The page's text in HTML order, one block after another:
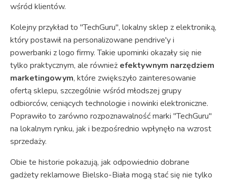
wśród klientów.
Kolejny przykład to "TechGuru", lokalny sklep z elektroniką,
który postawił na personalizowane pendrive'y i
powerbanki z logo firmy. Takie upominki okazały się nie
tylko praktycznym, ale również efektywnym narzędziem
marketingowym, które zwiększyło zainteresowanie
ofertą sklepu, szczególnie wśród młodszej grupy
odbiorców, ceniących technologie i nowinki elektroniczne.
Poprawiło to zarówno rozpoznawalność marki "TechGuru"
na lokalnym rynku, jak i bezpośrednio wpłynęło na wzrost
sprzedaży.
Obie te historie pokazują, jak odpowiednio dobrane
gadżety reklamowe Bielsko-Biała mogą stać się nie tylko